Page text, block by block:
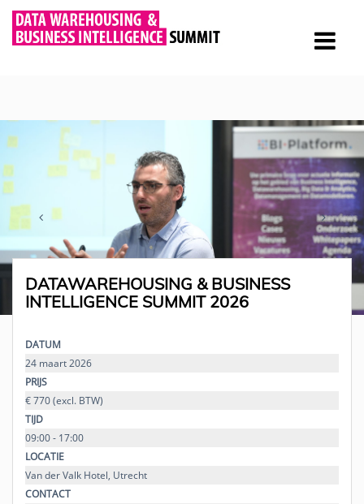
DATAWAREHOUSING & BUSINESS
INTELLIGENCE SUMMIT 2026
DATUM
24 maart 2026
PRIJS
€ 770 (excl. BTW)
TIJD
09:00 - 17:00
LOCATIE
Van der Valk Hotel, Utrecht
CONTACT